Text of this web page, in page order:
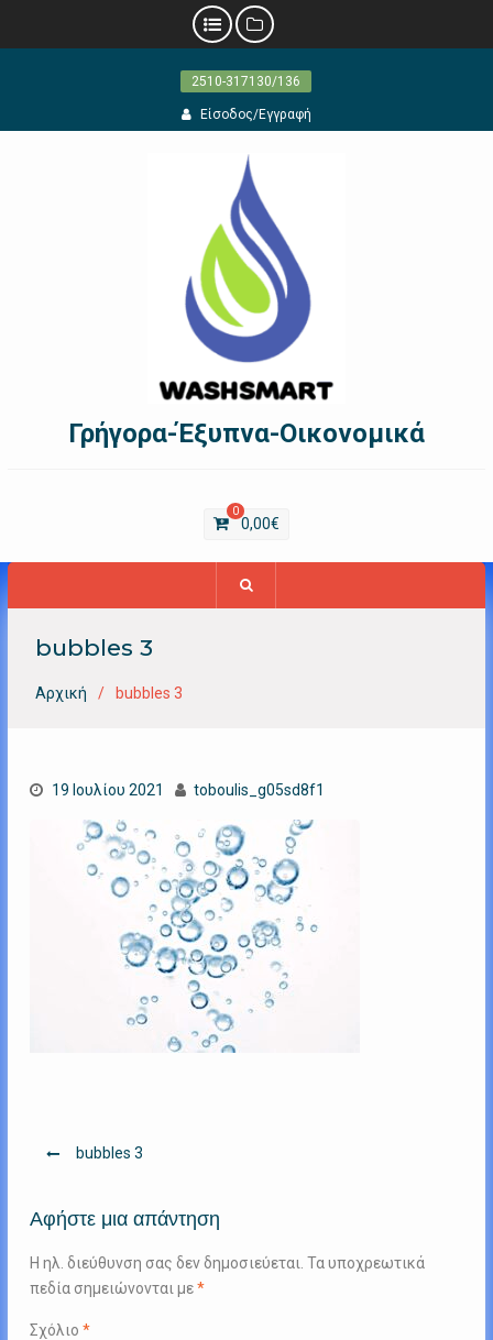
2510-317130/136
Είσοδος/Εγγραφή
Γρήγορα-Έξυπνα-Οικονομικά
0
0,00€
bubbles 3
Αρχική bubbles 3
19 Ιουλίου 2021 toboulis_g05sd8f1
Πλοήγηση
bubbles 3
Αφήστε μια απάντηση
Η ηλ. διεύθυνση σας δεν δημοσιεύεται. Τα υποχρεωτικά
πεδία σημειώνονται με*
Σχόλιο *